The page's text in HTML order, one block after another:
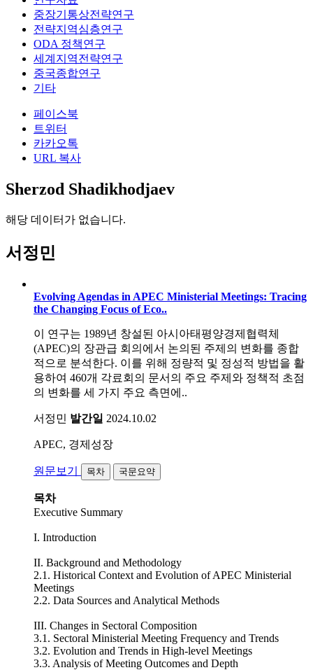
중장기통상전략연구
전략지역심층연구
ODA 정책연구
세계지역전략연구
중국종합연구
기타
페이스북
트위터
카카오톡
URL 복사
Sherzod Shadikhodjaev
해당 데이터가 없습니다.
서정민
Evolving Agendas in APEC Ministerial Meetings: Tracing
the Changing Focus of Eco..
이 연구는 1989년 창설된 아시아태평양경제협력체
(APEC)의 장관급 회의에서 논의된 주제의 변화를 종합
적으로 분석한다. 이를 위해 정량적 및 정성적 방법을 활
용하여 460개 각료회의 문서의 주요 주제와 정책적 초점
의 변화를 세 가지 주요 측면에..
서정민 발간일 2024.10.02
APEC, 경제성장
원문보기 목차 국문요약
목차
Executive Summary
I. Introduction
II. Background and Methodology
2.1. Historical Context and Evolution of APEC Ministerial
Meetings
2.2. Data Sources and Analytical Methods
III. Changes in Sectoral Composition
3.1. Sectoral Ministerial Meeting Frequency and Trends
3.2. Evolution and Trends in High-level Meetings
3.3. Analysis of Meeting Outcomes and Depth